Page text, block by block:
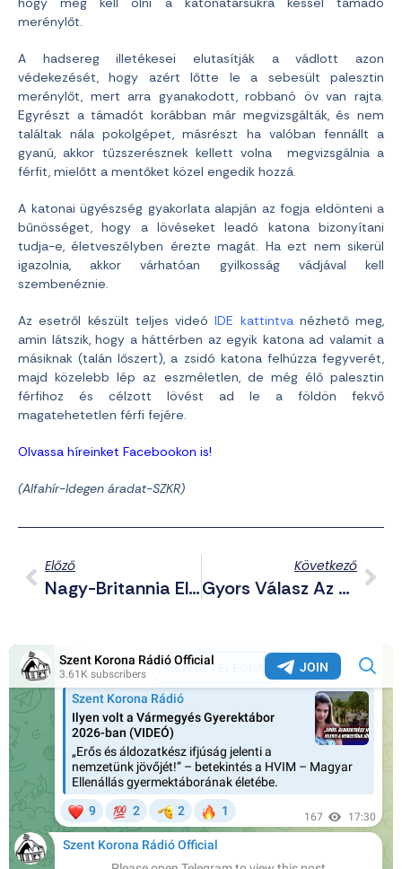
merénylőt.
A hadsereg illetékesei elutasítják a vádlott azon
védekezését, hogy azért lőtte le a sebesült palesztin
merénylőt, mert arra gyanakodott, robbanó öv van rajta.
Egyrészt a támadót korábban már megvizsgálták, és nem
találtak nála pokolgépet, másrészt ha valóban fennállt a
gyanú, akkor tűzszerésznek kellett volna megvizsgálnia a
férfit, mielőtt a mentőket közel engedik hozzá.
A katonai ügyészség gyakorlata alapján az fogja eldönteni a
bűnösséget, hogy a lövéseket leadó katona bizonyítani
tudja-e, életveszélyben érezte magát. Ha ezt nem sikerül
igazolnia, akkor várhatóan gyilkosság vádjával kell
szembenéznie.
Az esetről készült teljes videóIDE kattintvanézhető meg,
amin látszik, hogy a háttérben az egyik katona ad valamit a
másiknak (talán lőszert), a zsidó katona felhúzza fegyverét,
majd közelebb lép az eszméletlen, de még élő palesztin
férfihoz és célzott lövést ad le a földön fekvő
magatehetetlen férfi fejére.
Olvassa híreinket Facebookon is!
(Alfahír-Idegen áradat-SZKR)
Előző
Nagy-Britannia Elvesztette Az Ellenőrzést Határai Felett – Teherautókban Szállították A Migránsokat
Következő
Gyors Válasz Az Embercsempészektől – Közösségi Oldalakon Hirdetik Az Új Tengeri Utakat A Migránsoknak